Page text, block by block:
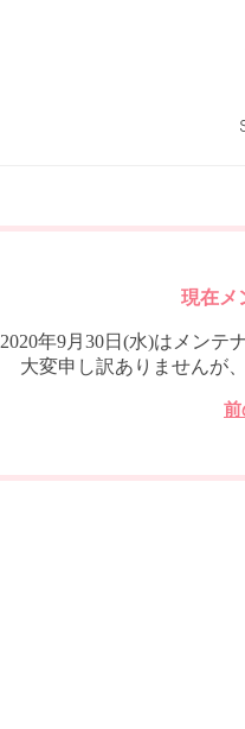
現在メ
2020年9月30日(水)はメンテ
大変申し訳ありませんが
前